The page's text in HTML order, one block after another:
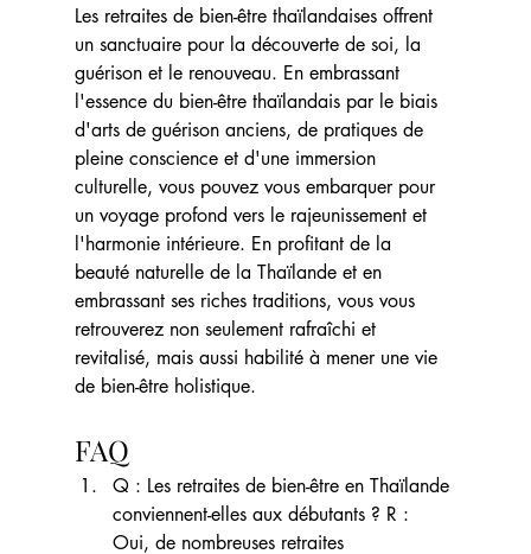
Les retraites de bien-être thaïlandaises offrent
un sanctuaire pour la découverte de soi, la
guérison et le renouveau. En embrassant
l'essence du bien-être thaïlandais par le biais
d'arts de guérison anciens, de pratiques de
pleine conscience et d'une immersion
culturelle, vous pouvez vous embarquer pour
un voyage profond vers le rajeunissement et
l'harmonie intérieure. En profitant de la
beauté naturelle de la Thaïlande et en
embrassant ses riches traditions, vous vous
retrouverez non seulement rafraîchi et
revitalisé, mais aussi habilité à mener une vie
de bien-être holistique.
FAQ
Q : Les retraites de bien-être en Thaïlande
conviennent-elles aux débutants ? R :
Oui, de nombreuses retraites